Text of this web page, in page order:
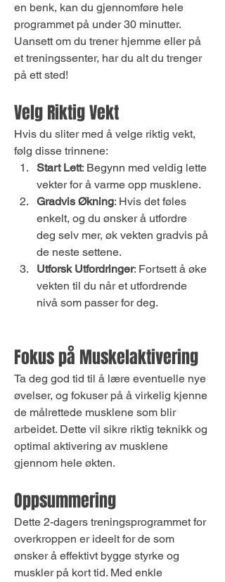
en benk, kan du gjennomføre hele
programmet på under 30 minutter.
Uansett om du trener hjemme eller på
et treningssenter, har du alt du trenger
på ett sted!
Velg Riktig Vekt
Hvis du sliter med å velge riktig vekt,
følg disse trinnene:
Start Lett: Begynn med veldig lette
vekter for å varme opp musklene.
Gradvis Økning: Hvis det føles
enkelt, og du ønsker å utfordre
deg selv mer, øk vekten gradvis på
de neste settene.
Utforsk Utfordringer: Fortsett å øke
vekten til du når et utfordrende
nivå som passer for deg.
Fokus på Muskelaktivering
Ta deg god tid til å lære eventuelle nye
øvelser, og fokuser på å virkelig kjenne
de målrettede musklene som blir
arbeidet. Dette vil sikre riktig teknikk og
optimal aktivering av musklene
gjennom hele økten.
Oppsummering
Dette 2-dagers treningsprogrammet for
overkroppen er ideelt for de som
ønsker å effektivt bygge styrke og
muskler på kort tid. Med enkle